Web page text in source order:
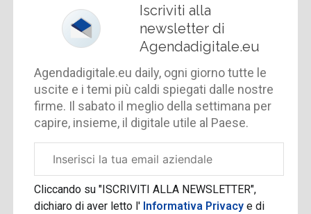
Iscriviti alla
newsletter di
Agendadigitale.eu
Agendadigitale.eu daily, ogni giorno tutte le
uscite e i temi più caldi spiegati dalle nostre
firme. Il sabato il meglio della settimana per
capire, insieme, il digitale utile al Paese.
aziendale
Cliccando su "ISCRIVITI ALLA NEWSLETTER",
dichiaro di aver letto l' Informativa Privacye di